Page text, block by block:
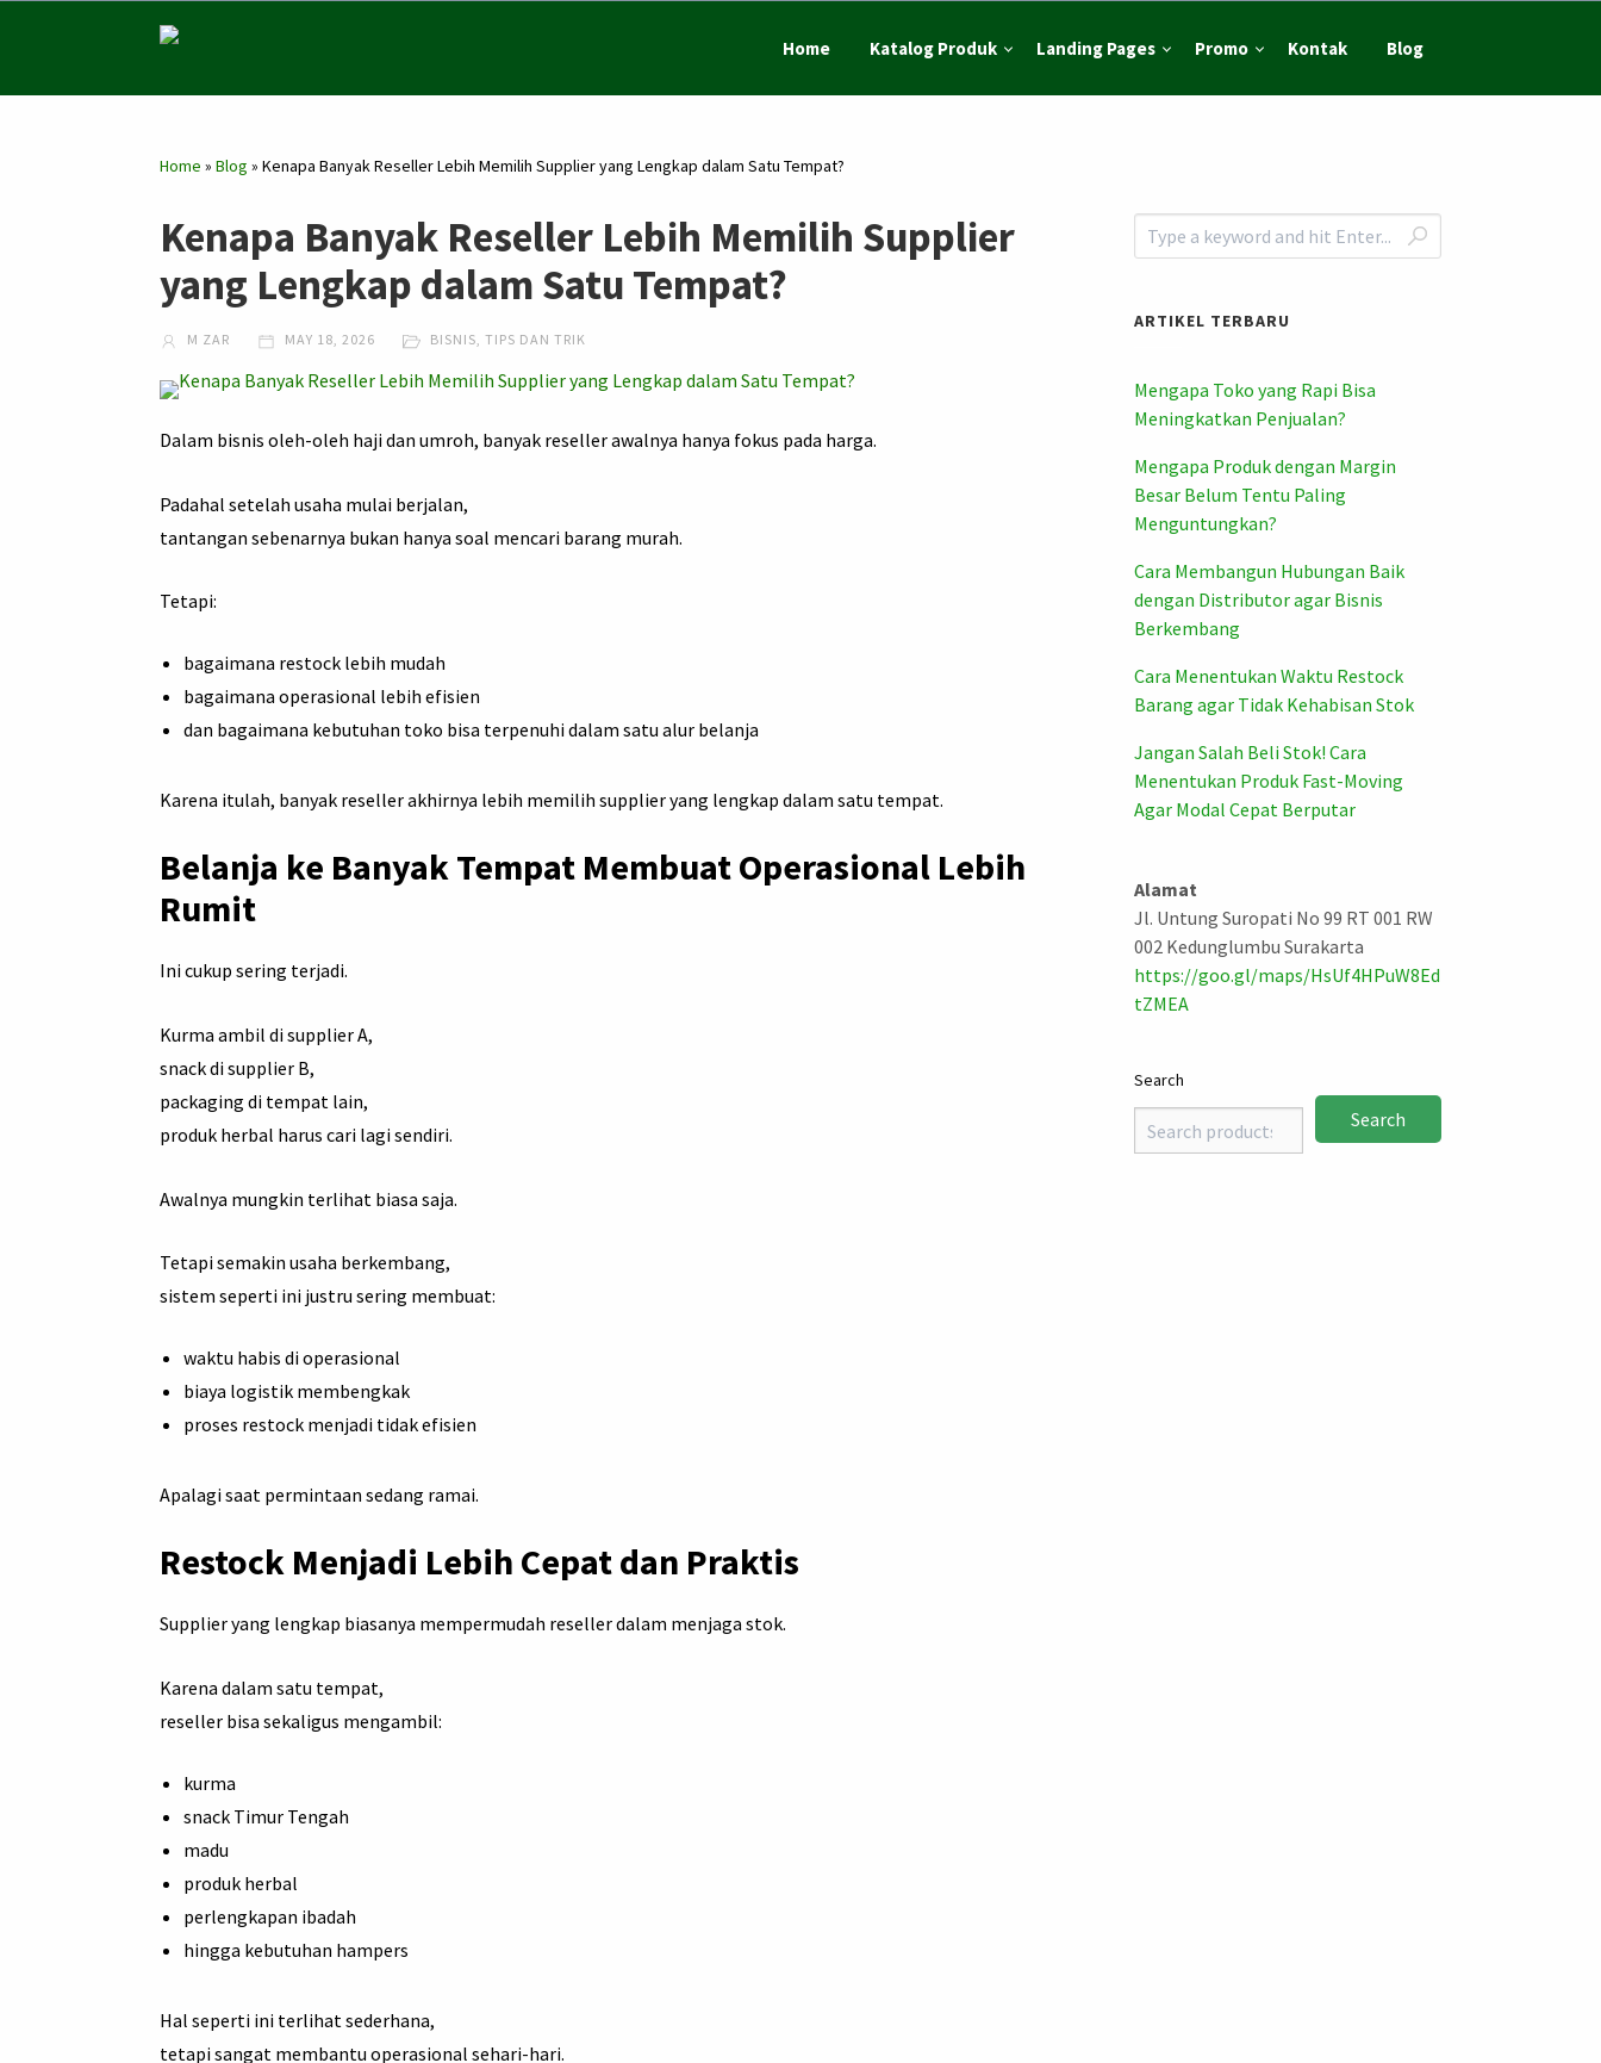
Home Katalog Produk Landing Pages Promo Kontak Blog
Home »Blog »Kenapa Banyak Reseller Lebih Memilih Supplier yang Lengkap dalam Satu Tempat?
Kenapa Banyak Reseller Lebih Memilih Supplier
yang Lengkap dalam Satu Tempat?
M ZAR MAY 18, 2026 BISNIS,TIPS DAN TRIK
Dalam bisnis oleh-oleh haji dan umroh, banyak reseller awalnya hanya fokus pada harga.
Padahal setelah usaha mulai berjalan,
tantangan sebenarnya bukan hanya soal mencari barang murah.
Tetapi:
bagaimana restock lebih mudah
bagaimana operasional lebih efisien
dan bagaimana kebutuhan toko bisa terpenuhi dalam satu alur belanja
Karena itulah, banyak reseller akhirnya lebih memilih supplier yang lengkap dalam satu tempat.
Belanja ke Banyak Tempat Membuat Operasional Lebih
Rumit
Ini cukup sering terjadi.
Kurma ambil di supplier A,
snack di supplier B,
packaging di tempat lain,
produk herbal harus cari lagi sendiri.
Awalnya mungkin terlihat biasa saja.
Tetapi semakin usaha berkembang,
sistem seperti ini justru sering membuat:
waktu habis di operasional
biaya logistik membengkak
proses restock menjadi tidak efisien
Apalagi saat permintaan sedang ramai.
Restock Menjadi Lebih Cepat dan Praktis
Supplier yang lengkap biasanya mempermudah reseller dalam menjaga stok.
Karena dalam satu tempat,
reseller bisa sekaligus mengambil:
kurma
snack Timur Tengah
madu
produk herbal
perlengkapan ibadah
hingga kebutuhan hampers
Hal seperti ini terlihat sederhana,
tetapi sangat membantu operasional sehari-hari.
ARTIKEL TERBARU
Mengapa Toko yang Rapi Bisa
Meningkatkan Penjualan?
Mengapa Produk dengan Margin
Besar Belum Tentu Paling
Menguntungkan?
Cara Membangun Hubungan Baik
dengan Distributor agar Bisnis
Berkembang
Cara Menentukan Waktu Restock
Barang agar Tidak Kehabisan Stok
Jangan Salah Beli Stok! Cara
Menentukan Produk Fast-Moving
Agar Modal Cepat Berputar
Alamat
Jl. Untung Suropati No 99 RT 001 RW
002 Kedunglumbu Surakarta
https://goo.gl/maps/HsUf4HPuW8Ed
tZMEA
Search
Search